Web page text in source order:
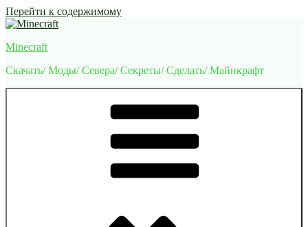
Перейти к содержимому
Minecraft
Скачать/ Моды/ Севера/ Секреты/ Сделать/ Майнкрафт